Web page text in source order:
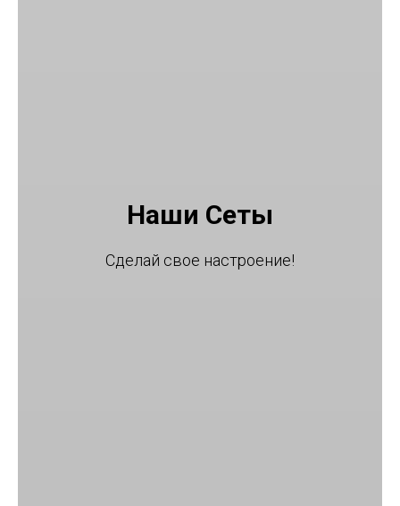
Наши Сеты
Сделай свое настроение!